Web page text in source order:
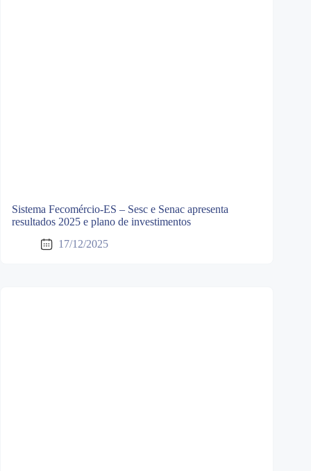
Sistema Fecomércio-ES – Sesc e Senac apresenta
resultados 2025 e plano de investimentos
17/12/2025